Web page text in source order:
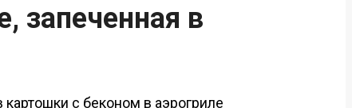
запеченная в